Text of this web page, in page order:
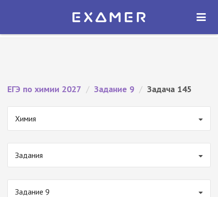
Экзамер — ЕГЭ 2027
ОТКРЫТЬ
ЕГЭ по химии 2027 / Задание 9 / Задача 145
Химия
Задания
Задание 9